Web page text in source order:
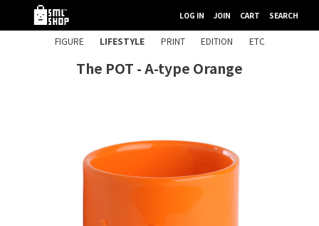
LOG IN JOIN CART SEARCH
FIGURE LIFESTYLE PRINT EDITION ETC
The POT - A-type Orange